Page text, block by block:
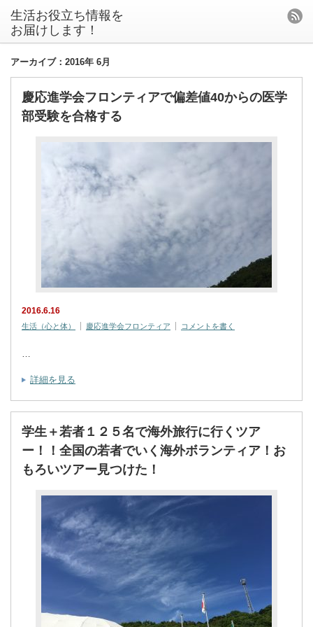
生活お役立ち情報を
お届けします！
アーカイブ：2016年 6月
慶応進学会フロンティアで偏差値40からの医学
部受験を合格する
2016.6.16
生活（心と体） 慶応進学会フロンティア コメントを書く
…
詳細を見る
学生＋若者１２５名で海外旅行に行くツア
ー！！全国の若者でいく海外ボランティア！お
もろいツアー見つけた！